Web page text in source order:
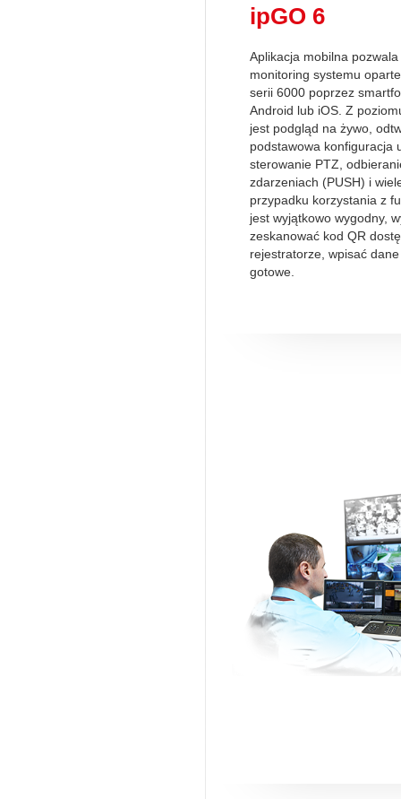
ipGO 6
Aplikacja mobilna
monitoring systemu
serii 6000 poprzez
Android lub iOS. Z
jest podgląd na żywo,
podstawowa konfiguracja
sterowanie PTZ,
zdarzeniach (PUSH) i
przypadku korzystania z
jest wyjątkowo wygodny,
zeskanować kod QR
rejestratorze, wpisać
gotowe.